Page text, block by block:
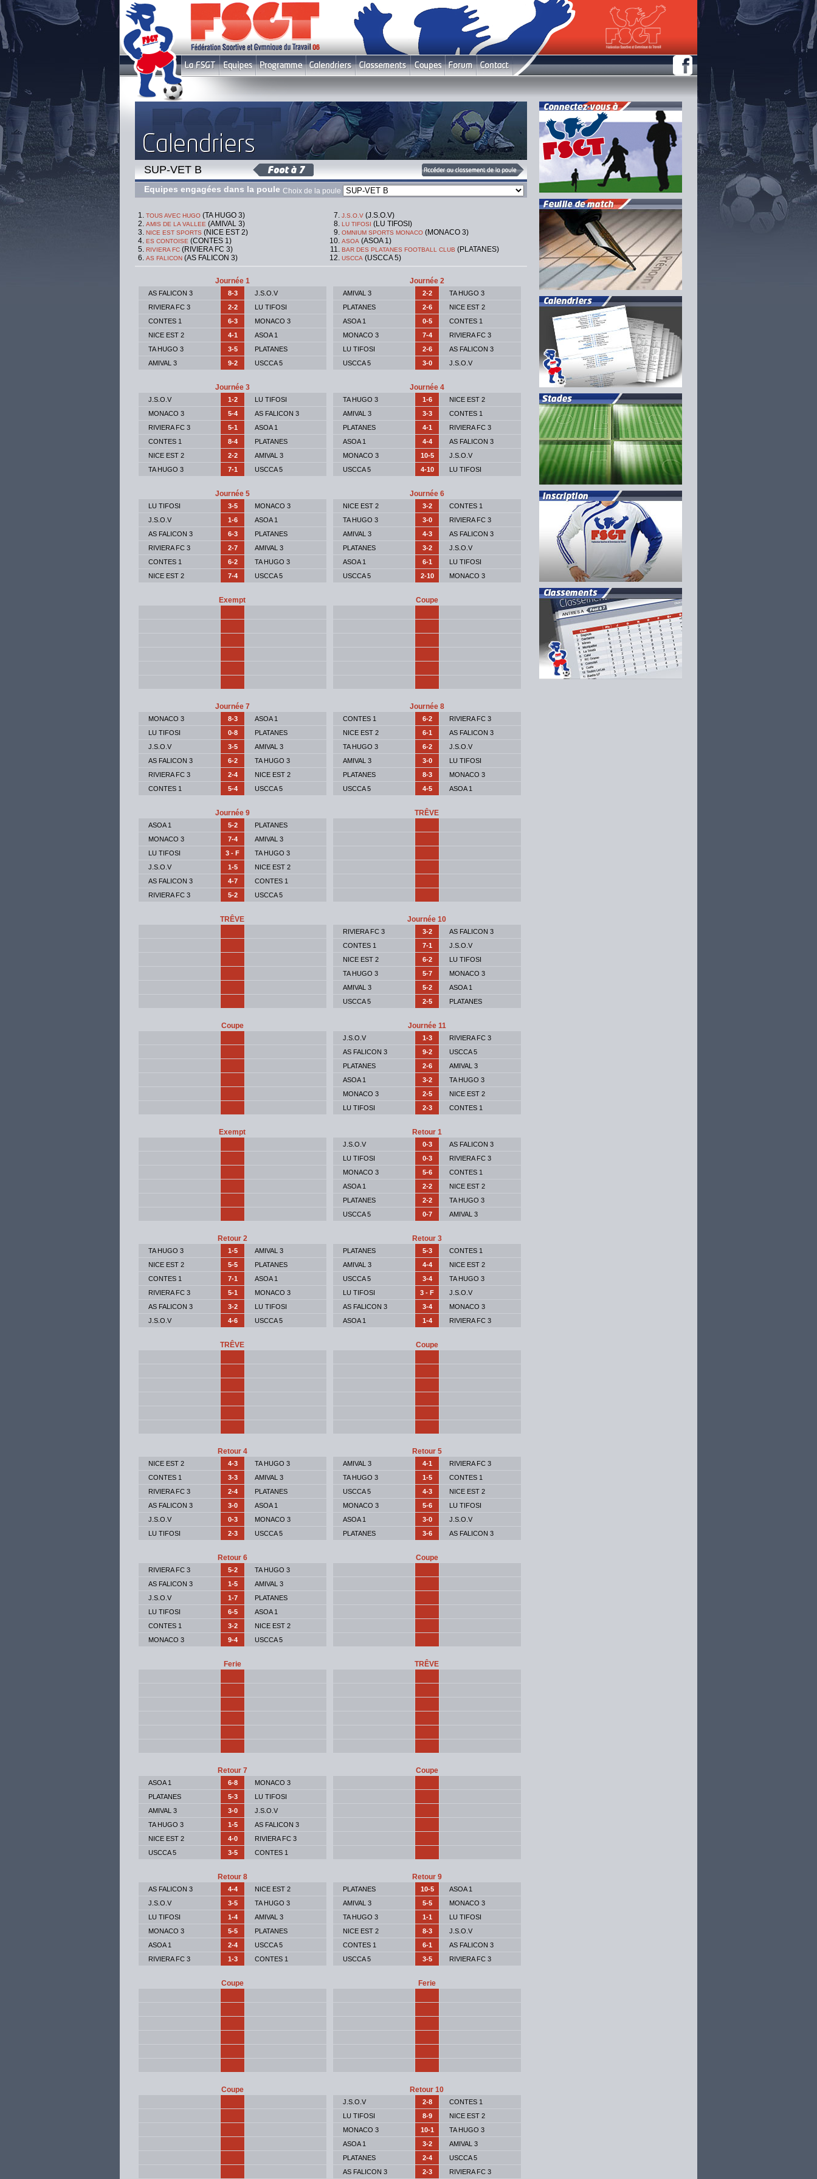
Choix de la poule
SUP-VET B
Equipes engagées dans la poule
TOUS AVEC HUGO (TA HUGO 3)
AMIS DE LA VALLEE (AMIVAL 3)
NICE EST SPORTS (NICE EST 2)
ES CONTOISE (CONTES 1)
RIVIERA FC (RIVIERA FC 3)
AS FALICON (AS FALICON 3)
J.S.O.V (J.S.O.V)
LU TIFOSI (LU TIFOSI)
OMNIUM SPORTS MONACO (MONACO 3)
ASOA (ASOA 1)
BAR DES PLATANES FOOTBALL CLUB (PLATANES)
USCCA (USCCA 5)
Journée 1
AS FALICON 3 8-3
J.S.O.V
RIVIERA FC 3
2-2
LU TIFOSI
CONTES 1
6-3
MONACO 3
NICE EST 2
4-1
ASOA 1
TA HUGO 3
3-5
PLATANES
AMIVAL 3
9-2 USCCA 5
Journée 2
AMIVAL 3 2-2
TA HUGO 3
PLATANES
2-6
NICE EST 2
ASOA 1
0-5
CONTES 1
MONACO 3
7-4
RIVIERA FC 3
LU TIFOSI
2-6
AS FALICON 3
USCCA 5
3-0 J.S.O.V
Journée 3
J.S.O.V 1-2
LU TIFOSI
MONACO 3
5-4
AS FALICON 3
RIVIERA FC 3
5-1
ASOA 1
CONTES 1
8-4
PLATANES
NICE EST 2
2-2
AMIVAL 3
TA HUGO 3
7-1 USCCA 5
Journée 4
TA HUGO 3 1-6
NICE EST 2
AMIVAL 3
3-3
CONTES 1
PLATANES
4-1
RIVIERA FC 3
ASOA 1
4-4
AS FALICON 3
MONACO 3
10-5
J.S.O.V
USCCA 5
4-10 LU TIFOSI
Journée 5
LU TIFOSI 3-5
MONACO 3
J.S.O.V
1-6
ASOA 1
AS FALICON 3
6-3
PLATANES
RIVIERA FC 3
2-7
AMIVAL 3
CONTES 1
6-2
TA HUGO 3
NICE EST 2
7-4 USCCA 5
Journée 6
NICE EST 2 3-2
CONTES 1
TA HUGO 3
3-0
RIVIERA FC 3
AMIVAL 3
4-3
AS FALICON 3
PLATANES
3-2
J.S.O.V
ASOA 1
6-1
LU TIFOSI
USCCA 5
2-10 MONACO 3
Exempt Coupe
Journée 7
MONACO 3 8-3
ASOA 1
LU TIFOSI
0-8
PLATANES
J.S.O.V
3-5
AMIVAL 3
AS FALICON 3
6-2
TA HUGO 3
RIVIERA FC 3
2-4
NICE EST 2
CONTES 1
5-4 USCCA 5
Journée 8
CONTES 1 6-2
RIVIERA FC 3
NICE EST 2
6-1
AS FALICON 3
TA HUGO 3
6-2
J.S.O.V
AMIVAL 3
3-0
LU TIFOSI
PLATANES
8-3
MONACO 3
USCCA 5
4-5 ASOA 1
Journée 9
ASOA 1 5-2
PLATANES
MONACO 3
7-4
AMIVAL 3
LU TIFOSI
3 - F
TA HUGO 3
J.S.O.V
1-5
NICE EST 2
AS FALICON 3
4-7
CONTES 1
RIVIERA FC 3
5-2 USCCA 5
TRÊVE
TRÊVE Journée 10
RIVIERA FC 3 3-2
AS FALICON 3
CONTES 1
7-1
J.S.O.V
NICE EST 2
6-2
LU TIFOSI
TA HUGO 3
5-7
MONACO 3
AMIVAL 3
5-2
ASOA 1
USCCA 5
2-5 PLATANES
Coupe Journée 11
J.S.O.V 1-3
RIVIERA FC 3
AS FALICON 3
9-2
USCCA 5
PLATANES
2-6
AMIVAL 3
ASOA 1
3-2
TA HUGO 3
MONACO 3
2-5
NICE EST 2
LU TIFOSI
2-3 CONTES 1
Exempt Retour 1
J.S.O.V 0-3
AS FALICON 3
LU TIFOSI
0-3
RIVIERA FC 3
MONACO 3
5-6
CONTES 1
ASOA 1
2-2
NICE EST 2
PLATANES
2-2
TA HUGO 3
USCCA 5
0-7 AMIVAL 3
Retour 2
TA HUGO 3 1-5
AMIVAL 3
NICE EST 2
5-5
PLATANES
CONTES 1
7-1
ASOA 1
RIVIERA FC 3
5-1
MONACO 3
AS FALICON 3
3-2
LU TIFOSI
J.S.O.V
4-6 USCCA 5
Retour 3
PLATANES 5-3
CONTES 1
AMIVAL 3
4-4
NICE EST 2
USCCA 5
3-4
TA HUGO 3
LU TIFOSI
3 - F
J.S.O.V
AS FALICON 3
3-4
MONACO 3
ASOA 1
1-4 RIVIERA FC 3
TRÊVE Coupe
Retour 4
NICE EST 2 4-3
TA HUGO 3
CONTES 1
3-3
AMIVAL 3
RIVIERA FC 3
2-4
PLATANES
AS FALICON 3
3-0
ASOA 1
J.S.O.V
0-3
MONACO 3
LU TIFOSI
2-3 USCCA 5
Retour 5
AMIVAL 3 4-1
RIVIERA FC 3
TA HUGO 3
1-5
CONTES 1
USCCA 5
4-3
NICE EST 2
MONACO 3
5-6
LU TIFOSI
ASOA 1
3-0
J.S.O.V
PLATANES
3-6 AS FALICON 3
Retour 6
RIVIERA FC 3 5-2
TA HUGO 3
AS FALICON 3
1-5
AMIVAL 3
J.S.O.V
1-7
PLATANES
LU TIFOSI
6-5
ASOA 1
CONTES 1
3-2
NICE EST 2
MONACO 3
9-4 USCCA 5
Coupe
Ferie TRÊVE
Retour 7
ASOA 1 6-8
MONACO 3
PLATANES
5-3
LU TIFOSI
AMIVAL 3
3-0
J.S.O.V
TA HUGO 3
1-5
AS FALICON 3
NICE EST 2
4-0
RIVIERA FC 3
USCCA 5
3-5 CONTES 1
Coupe
Retour 8
AS FALICON 3 4-4
NICE EST 2
J.S.O.V
3-5
TA HUGO 3
LU TIFOSI
1-4
AMIVAL 3
MONACO 3
5-5
PLATANES
ASOA 1
2-4
USCCA 5
RIVIERA FC 3
1-3 CONTES 1
Retour 9
PLATANES 10-5
ASOA 1
AMIVAL 3
5-5
MONACO 3
TA HUGO 3
1-1
LU TIFOSI
NICE EST 2
8-3
J.S.O.V
CONTES 1
6-1
AS FALICON 3
USCCA 5
3-5 RIVIERA FC 3
Coupe Ferie
Coupe Retour 10
J.S.O.V 2-8
CONTES 1
LU TIFOSI
8-9
NICE EST 2
MONACO 3
10-1
TA HUGO 3
ASOA 1
3-2
AMIVAL 3
PLATANES
2-4
USCCA 5
AS FALICON 3
2-3 RIVIERA FC 3